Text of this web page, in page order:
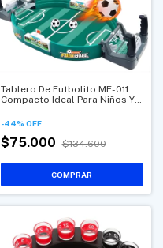
Tablero De Futbolito ME-011
Compacto Ideal Para Niños Y
-44% OFF
$75.000 $134.600